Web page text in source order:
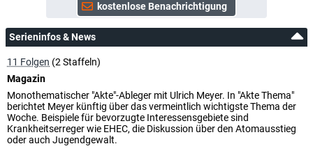
Serieninfos & News
11 Folgen (2 Staffeln)
Magazin
Monothematischer "Akte"-Ableger mit Ulrich Meyer. In "Akte Thema"
berichtet Meyer künftig über das vermeintlich wichtigste Thema der
Woche. Beispiele für bevorzugte Interessensgebiete sind
Krankheitserreger wie EHEC, die Diskussion über den Atomausstieg
oder auch Jugendgewalt.